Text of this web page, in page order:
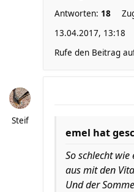
Antworten: 18
13.04.2017, 13:18
Rufe den Beitrag
Steif
emel hat
So schlecht
aus mit den
Und der